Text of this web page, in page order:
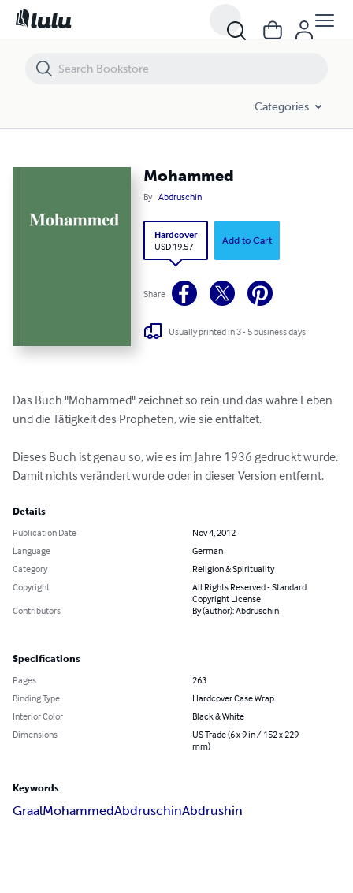
Categories
Mohammed
By Abdruschin
Hardcover
USD 19.57
Add to Cart
Share
Usually printed in 3 - 5 business days
Das Buch "Mohammed" zeichnet so rein und das wahre Leben
und die Tätigkeit des Propheten, wie sie entfaltet.
Dieses Buch ist genau so, wie es im Jahre 1936 gedruckt wurde.
Damit nichts verändert wurde oder in dieser Version entfernt.
Details
Publication Date
Nov 4, 2012
Language
German
Category
Religion & Spirituality
Copyright
All Rights Reserved - Standard
Copyright License
Contributors
By (author): Abdruschin
Specifications
Pages
263
Binding Type
Hardcover Case Wrap
Interior Color
Black & White
Dimensions
US Trade (6 x 9 in / 152 x 229
mm)
Keywords
GraalMohammedAbdruschinAbdrushin
Mohammed